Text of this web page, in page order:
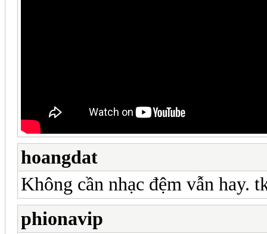
hoangdat
Không cần nhạc đệm vẫn hay.
phionavip